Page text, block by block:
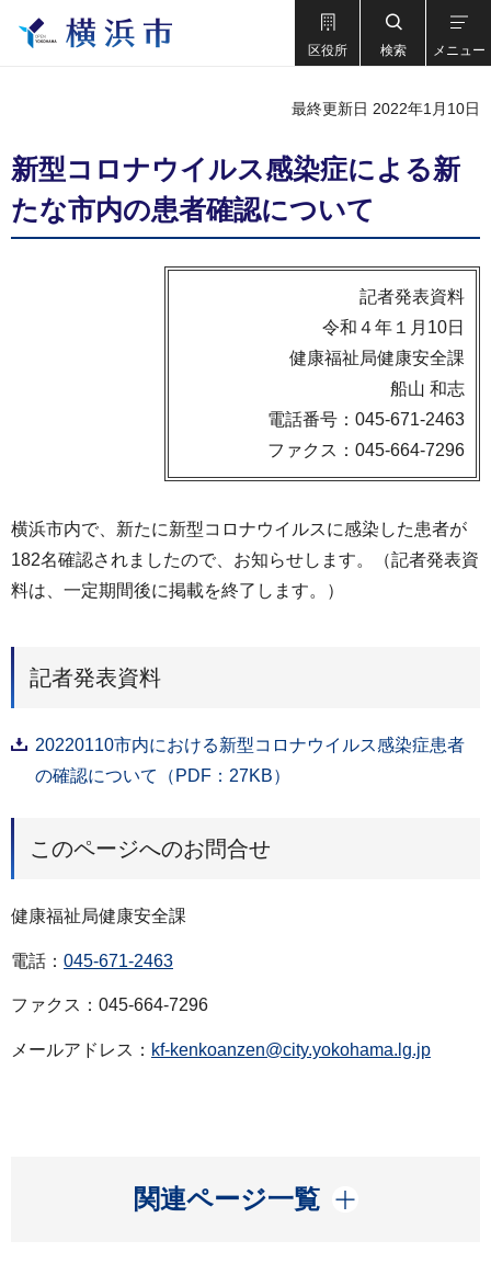
区役所 検索 メニュー
最終更新日 2022年1月10日
新型コロナウイルス感染症による新
たな市内の患者確認について
記者発表資料
令和４年１月10日
健康福祉局健康安全課
船山 和志
電話番号：045-671-2463
ファクス：045-664-7296
横浜市内で、新たに新型コロナウイルスに感染した患者が
182名確認されましたので、お知らせします。（記者発表資
料は、一定期間後に掲載を終了します。）
記者発表資料
20220110市内における新型コロナウイルス感染症患者
の確認について（PDF：27KB）
このページへのお問合せ
健康福祉局健康安全課
電話： 045-671-2463
ファクス：045-664-7296
メールアドレス： kf-kenkoanzen@city.yokohama.lg.jp
関連ページ一覧
開く